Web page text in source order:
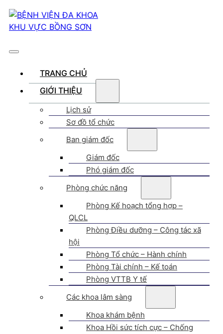
TRANG CHỦ
GIỚI THIỆU
Lịch sử
Sơ đồ tổ chức
Ban giám đốc
Giám đốc
Phó giám đốc
Phòng chức năng
Phòng Kế hoạch tổng hợp –
QLCL
Phòng Điều dưỡng – Công tác xã
hội
Phòng Tổ chức – Hành chính
Phòng Tài chính – Kế toán
Phòng VTTB Y tế
Các khoa lâm sàng
Khoa khám bệnh
Khoa Hồi sức tích cực – Chống